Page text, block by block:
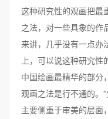
这种研究性的观画把最
之法，对一些具象的作
来讲，几乎没有一点办
上，可以说这种研究
中国绘画最精华的部分
观画之法是行不通的。
主要侧重于审美的层面